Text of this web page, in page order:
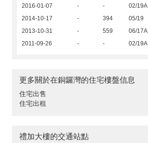
2016-01-07 - - 02/19A
2014-10-17 - 394 05/19
2013-10-31 - 559 06/17A
2011-09-26 - - 02/19A
更多關於在銅鑼灣的住宅樓盤信息
住宅出售
住宅出租
禮加大樓的交通站點